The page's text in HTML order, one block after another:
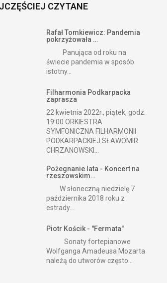
CZYTANE
Rafał Tomkiewicz: Pandemia
pokrzyżowała …
Panująca od roku na
świecie pandemia w sposób
istotny...
Filharmonia Podkarpacka
zaprasza
22 kwietnia 2022r., piątek, godz.
19:00 ORKIESTRA
SYMFONICZNA FILHARMONII
PODKARPACKIEJ SŁAWOMIR
CHRZANOWSKI...
Pożegnanie lata - Koncert na
rzeszowskim…
W słoneczną niedzielę 7
października 2018 roku z
estrady...
Piotr Kościk - "Fermata"
Sonaty fortepianowe
Wolfganga Amadeusa Mozarta
należą do utworów często...